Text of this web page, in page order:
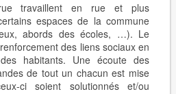
travaillent en rue et plus
espaces de la commune
abords des écoles, …). Le
des liens sociaux en
habitants. Une écoute des
de tout un chacun est mise
ci soient solutionnés et/ou